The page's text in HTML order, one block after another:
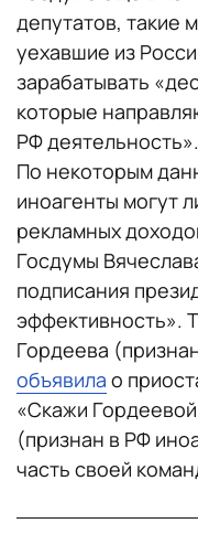
депутатов, такие
уехавшие из
зарабатывать
которые
РФ деятельность».
По некоторым
иноагенты могут
рекламных
Госдумы
подписания
эффективность».
Гордеева
объявила о
«Скажи
(признан в РФ
часть своей